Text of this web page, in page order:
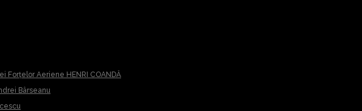
Aeriene HENRI COANDĂ
Bârseanu